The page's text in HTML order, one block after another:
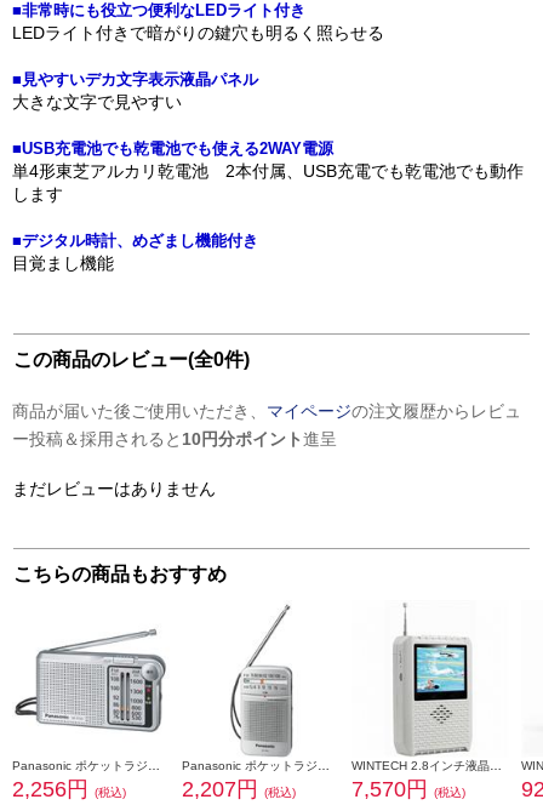
■非常時にも役立つ便利なLEDライト付き
LEDライト付きで暗がりの鍵穴も明るく照らせる
■見やすいデカ文字表示液晶パネル
大きな文字で見やすい
■USB充電池でも乾電池でも使える2WAY電源
単4形東芝アルカリ乾電池 2本付属、USB充電でも乾電池でも動作
します
■デジタル時計、めざまし機能付き
目覚まし機能
この商品のレビュー(全0件)
商品が届いた後ご使用いただき、 マイページの注文履歴からレビュ
ー投稿＆採用されると 10円分ポイント進呈
まだレビューはありません
こちらの商品もおすすめ
2,256円
(税込)
2,207円
(税込)
7,570円 (税込)